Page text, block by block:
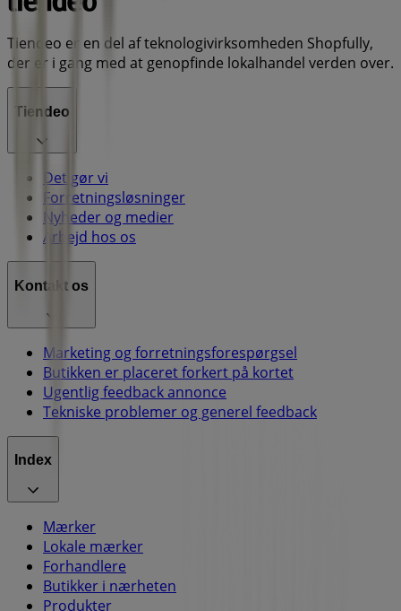
Tiendeo er en del af teknologivirksomheden Shopfully,
der er i gang med at genopfinde lokalhandel verden over.
Tiendeo
Det gør vi
Forretningsløsninger
Nyheder og medier
Arbejd hos os
Kontakt os
Marketing og forretningsforespørgsel
Butikken er placeret forkert på kortet
Ugentlig feedback annonce
Tekniske problemer og generel feedback
Index
Mærker
Lokale mærker
Forhandlere
Butikker i nærheten
Produkter